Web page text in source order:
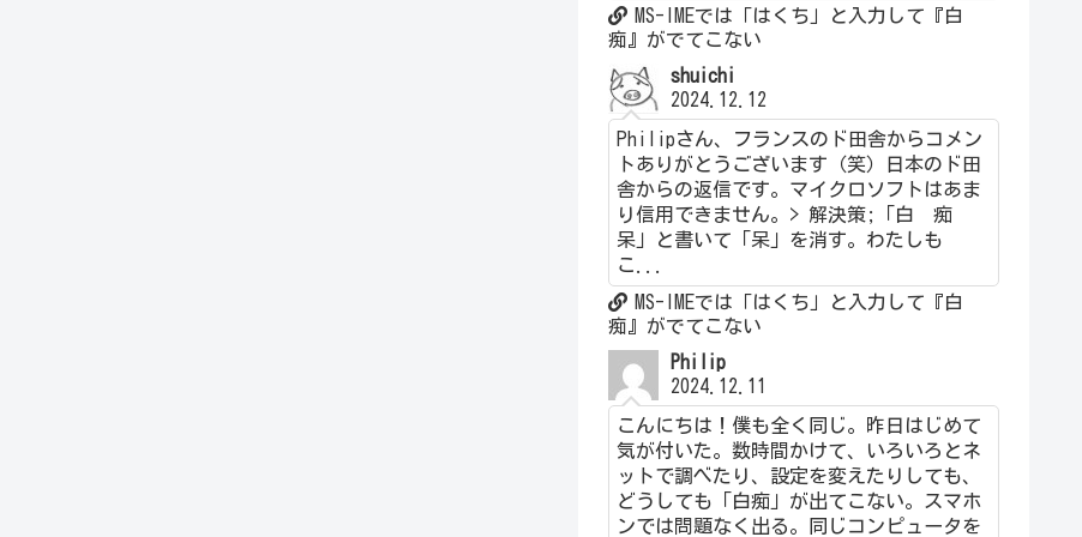
MS-IMEでは「はくち」と入力して『白
痴』がでてこない
shuichi
2024.12.12
Philipさん、フランスのド田舎からコメン
トありがとうございます（笑）日本のド田
舎からの返信です。マイクロソフトはあま
り信用できません。> 解決策;「白 痴
呆」と書いて「呆」を消す。わたしも
こ...
MS-IMEでは「はくち」と入力して『白
痴』がでてこない
Philip
2024.12.11
こんにちは！僕も全く同じ。昨日はじめて
気が付いた。数時間かけて、いろいろとネ
ットで調べたり、設定を変えたりしても、
どうしても「白痴」が出てこない。スマホ
ンでは問題なく出る。同じコンピュータを